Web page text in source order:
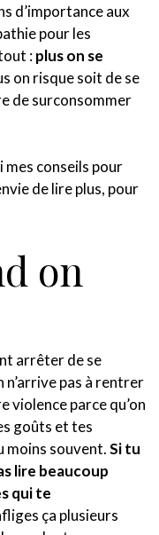
d’importance aux
pour les
:plus on se
on risque soit de se
de surconsommer
conseils pour
de lire plus, pour
on
arrêter de se
pas à rentrer
violence parce qu’on
goûts et tes
moins souvent.Si tu
lire beaucoup
qui te
ça plusieurs